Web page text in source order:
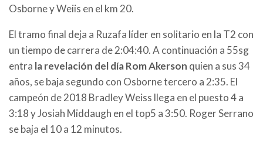
Osborne y Weiis en el km 20.
El tramo final deja a Ruzafa líder en solitario en la T2 con
un tiempo de carrera de 2:04:40. A continuación a 55sg
entra la revelación del día Rom Akerson quien a sus 34
años, se baja segundo con Osborne tercero a 2:35. El
campeón de 2018 Bradley Weiss llega en el puesto 4 a
3:18 y Josiah Middaugh en el top5 a 3:50. Roger Serrano
se baja el 10 a 12 minutos.